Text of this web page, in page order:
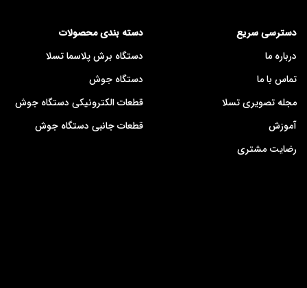
دسترسی سریع
درباره ما
تماس با ما
مجله تصویری تسلا
آموزش
رضایت مشتری
دسته بندی محصولات
دستگاه برش پلاسما تسلا
دستگاه جوش
قطعات الکترونیکی دستگاه جوش
قطعات جانبی دستگاه جوش